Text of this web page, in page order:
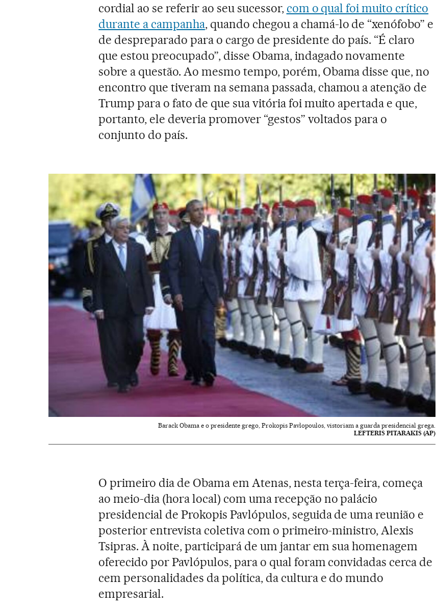
cordial ao se referir ao seu sucessor, com o qual foi muito crítico
durante a campanha, quando chegou a chamá-lo de “xenófobo” e
de despreparado para o cargo de presidente do país. “É claro
que estou preocupado”, disse Obama, indagado novamente
sobre a questão. Ao mesmo tempo, porém, Obama disse que, no
encontro que tiveram na semana passada, chamou a atenção de
Trump para o fato de que sua vitória foi muito apertada e que,
portanto, ele deveria promover “gestos” voltados para o
conjunto do país.
Barack Obama e o presidente grego, Prokopis Pavlopoulos, vistoriam a guarda presidencial grega.
LEFTERIS PITARAKIS (AP)
O primeiro dia de Obama em Atenas, nesta terça-feira, começa
ao meio-dia (hora local) com uma recepção no palácio
presidencial de Prokopis Pavlópulos, seguida de uma reunião e
posterior entrevista coletiva com o primeiro-ministro, Alexis
Tsipras. À noite, participará de um jantar em sua homenagem
oferecido por Pavlópulos, para o qual foram convidadas cerca de
cem personalidades da política, da cultura e do mundo
empresarial.